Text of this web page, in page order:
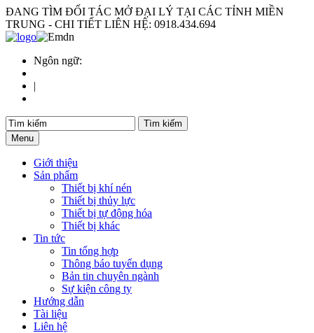
ĐANG TÌM ĐỐI TÁC MỞ ĐẠI LÝ TẠI CÁC TỈNH MIỀN
TRUNG - CHI TIẾT LIÊN HỆ: 0918.434.694
Ngôn ngữ:
|
Menu
Giới thiệu
Sản phẩm
Thiết bị khí nén
Thiết bị thủy lực
Thiết bị tự động hóa
Thiết bị khác
Tin tức
Tin tổng hợp
Thông báo tuyển dụng
Bản tin chuyên ngành
Sự kiện công ty
Hướng dẫn
Tài liệu
Liên hệ